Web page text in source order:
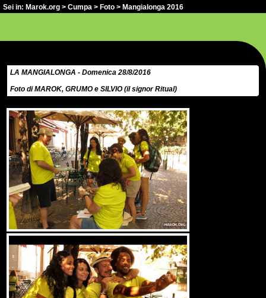
Sei in: Marok.org > Cumpa > Foto > Mangialonga 2016
LA MANGIALONGA - Domenica 28/8/2016
Foto di MAROK, GRUMO e SILVIO (il signor Ritual)